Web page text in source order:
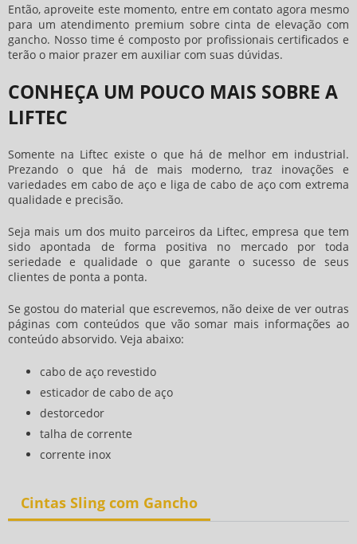
Então, aproveite este momento, entre em contato agora mesmo
para um atendimento premium sobrecinta de elevação com
gancho. Nosso time é composto por profissionais certificados e
terão o maior prazer em auxiliar com suas dúvidas.
CONHEÇA UM POUCO MAIS SOBRE A
LIFTEC
Somente na Liftec existe o que há de melhor em industrial.
Prezando o que há de mais moderno, traz inovações e
variedades em cabo de aço e liga de cabo de aço com extrema
qualidade e precisão.
Seja mais um dos muito parceiros da Liftec, empresa que tem
sido apontada de forma positiva no mercado por toda
seriedade e qualidade o que garante o sucesso de seus
clientes de ponta a ponta.
Se gostou do material que escrevemos, não deixe de ver outras
páginas com conteúdos que vão somar mais informações ao
conteúdo absorvido. Veja abaixo:
cabo de aço revestido
esticador de cabo de aço
destorcedor
talha de corrente
corrente inox
Cintas Sling com Gancho